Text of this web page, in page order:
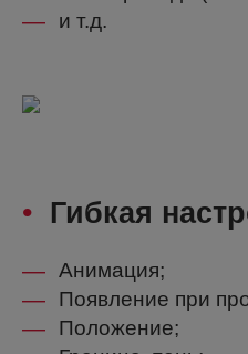
— и т.д.
• Гибкая
— Анимация;
— Появление при
— Положение;